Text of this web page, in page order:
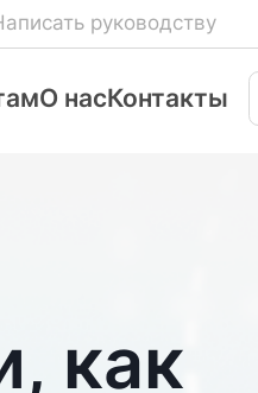
руководству
О насКонтакты
как